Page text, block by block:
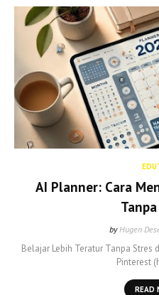
AI Planner: Cara
by Hugen
Belajar Lebih Teratur Tanpa Stres
Pinterest
READ